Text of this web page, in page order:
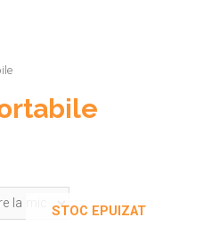
STOC EPUIZAT